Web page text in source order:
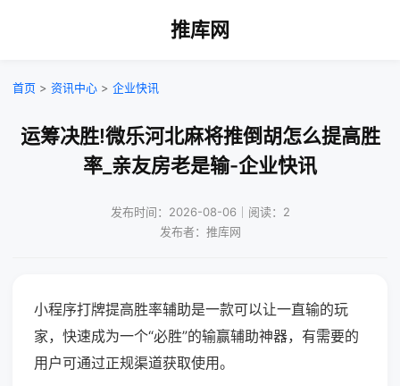
推库网
首页 > 资讯中心 > 企业快讯
运筹决胜!微乐河北麻将推倒胡怎么提高胜
率_亲友房老是输-企业快讯
发布时间：2026-08-06｜阅读：2
发布者：推库网
小程序打牌提高胜率辅助是一款可以让一直输的玩
家，快速成为一个“必胜”的输赢辅助神器，有需要的
用户可通过正规渠道获取使用。